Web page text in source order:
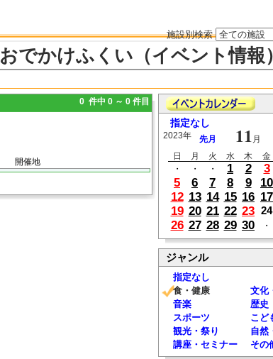
施設別検索
おでかけふくい（イベント情報）
0 件中 0 ～ 0 件目
開催地
指定なし
2023年 先月 11 月
日
月 火 水 木 金
・
・ ・ 1 2 3
5
6 7 8 9 10
12 13 14 15 16 17
19 20 21 22 23 24
26 27 28 29 30 ・
ジャンル
指定なし
食・健康
文化
音楽
歴史
スポーツ
こど
観光・祭り
自然
講座・セミナー
その